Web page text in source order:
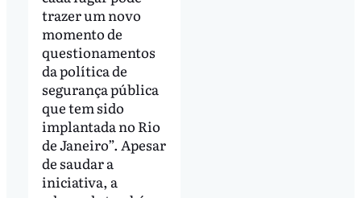
trazer um novo
momento de
questionamentos
da política de
segurança pública
que tem sido
implantada no Rio
de Janeiro”. Apesar
de saudar a
iniciativa, a